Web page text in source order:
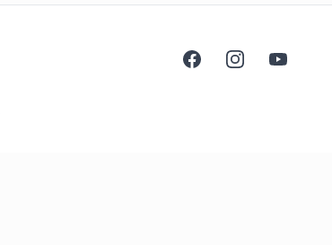
FacebookInstagramYouTube